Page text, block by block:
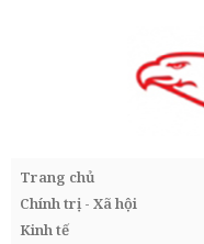
Trang chủ
Chính trị - Xã hội
Kinh tế